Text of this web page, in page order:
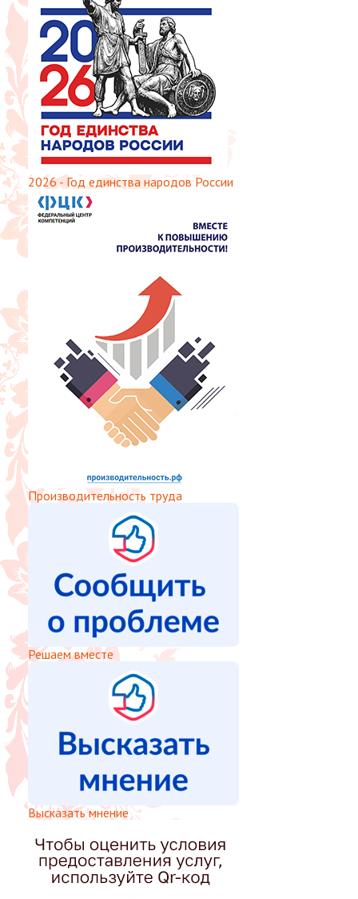
2026 - Год единства народов России
Производительность труда
Решаем вместе
Высказать мнение